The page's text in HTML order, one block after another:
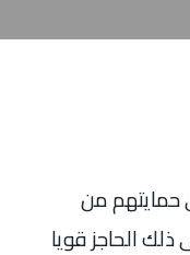
من
الحاجز قويا